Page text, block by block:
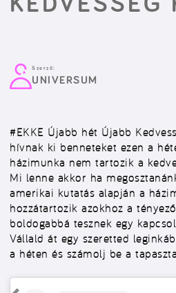
Szerző:
UNIVERSUM
#EKKE Újabb hét Újabb
hívnak ki benneteket ezen a
házimunka nem tartozik a
Mi lenne akkor ha
amerikai kutatás alapján a
hozzátartozik azokhoz a
boldogabbá tesznek egy
Vállald át egy szeretted
a héten és számolj be a